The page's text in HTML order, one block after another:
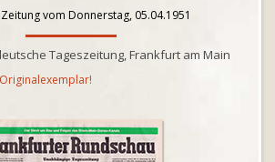
vom Donnerstag, 05.04.1951
Tageszeitung, Frankfurt am Main